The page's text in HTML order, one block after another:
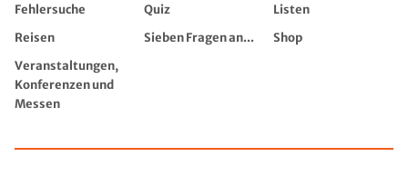
Fehlersuche
Quiz
Listen
Reisen
Sieben Fragen an...
Shop
Veranstaltungen,
Konferenzen und
Messen